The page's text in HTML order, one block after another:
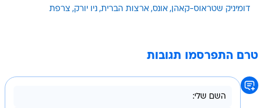
דומיניק שטראוס-קאהן אונס ארצות הברית ניו יורק צרפת
טרם התפרסמו תגובות